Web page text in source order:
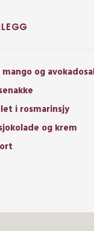
og
i rosmarinsjy
og krem